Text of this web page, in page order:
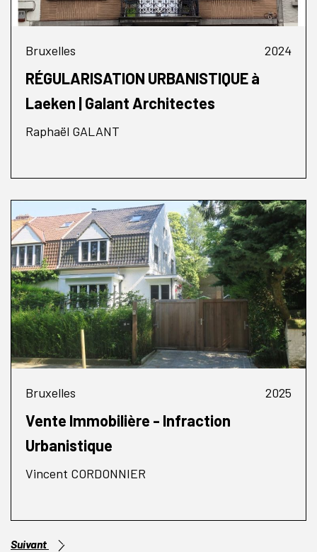
Bruxelles 2024
RÉGULARISATION URBANISTIQUE à
Laeken | Galant Architectes
Raphaël GALANT
Bruxelles 2025
Vente Immobilière - Infraction
Urbanistique
Vincent CORDONNIER
Suivant